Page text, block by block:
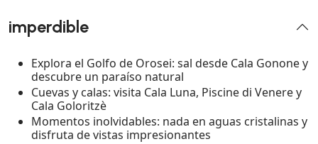
imperdible
Explora el Golfo de Orosei: sal desde Cala Gonone y
descubre un paraíso natural
Cuevas y calas: visita Cala Luna, Piscine di Venere y
Cala Goloritzè
Momentos inolvidables: nada en aguas cristalinas y
disfruta de vistas impresionantes